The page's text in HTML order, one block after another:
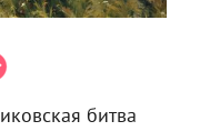
битва